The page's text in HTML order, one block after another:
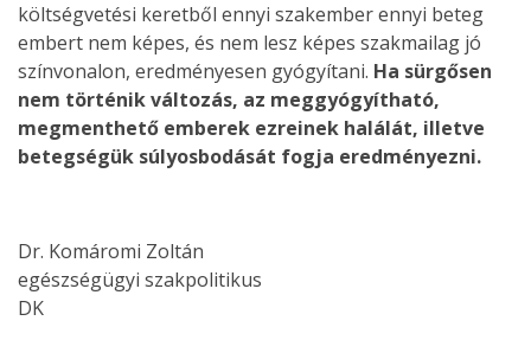
költségvetési keretből ennyi szakember ennyi beteg
embert nem képes, és nem lesz képes szakmailag jó
színvonalon, eredményesen gyógyítani. Ha sürgősen
nem történik változás, az meggyógyítható,
megmenthető emberek ezreinek halálát, illetve
betegségük súlyosbodását fogja eredményezni.
Dr. Komáromi Zoltán
egészségügyi szakpolitikus
DK